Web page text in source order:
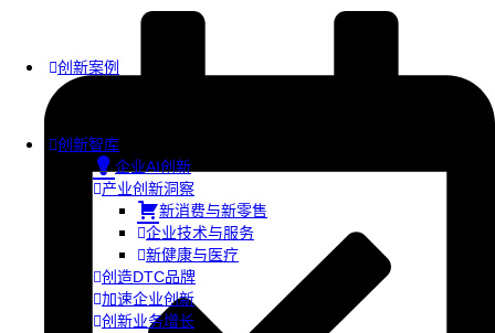
创新案例
创新智库
企业AI创新
产业创新洞察
新消费与新零售
企业技术与服务
新健康与医疗
创造DTC品牌
加速企业创新
创新业务增长